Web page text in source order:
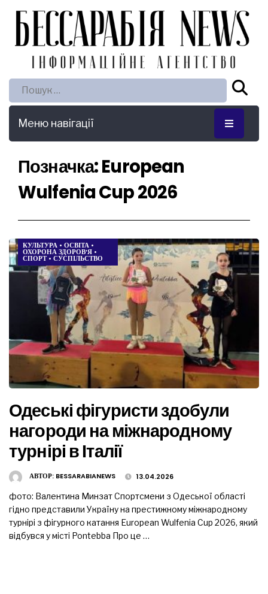
Пошук:
Меню навігації
Позначка:European
Wulfenia Cup 2026
КУЛЬТУРА • ОСВІТА •
ОХОРОНА ЗДОРОВ’Я •
СПОРТ• СУСПІЛЬСТВО
Одеські фігуристи здобули
нагороди на міжнародному
турнірі в Італії
АВТОР: BESSARABIANEWS 13.04.2026
фото: Валентина Минзат Спортсмени з Одеської області
гідно представили Україну на престижному міжнародному
турнірі з фігурного катання European Wulfenia Cup 2026, який
відбувся у місті Pontebba Про це …